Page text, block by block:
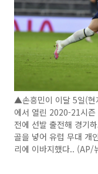
▲손흥민이 이달 5일(현
에서 열린 2020-21시즌
전에 선발 출전해 경기
골을 넣어 유럽 무대 개
리에 이바지했다.. (AP/